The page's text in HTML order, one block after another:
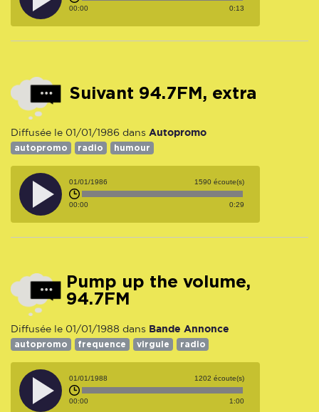
00:00 0:13
Suivant 94.7FM, extra
Diffusée le 01/01/1986 dans Autopromo
autopromo radio humour
01/01/1986 1590 écoute(s)
00:00 0:29
Pump up the volume,
94.7FM
Diffusée le 01/01/1988 dans Bande Annonce
autopromo frequence virgule radio
01/01/1988 1202 écoute(s)
00:00 1:00